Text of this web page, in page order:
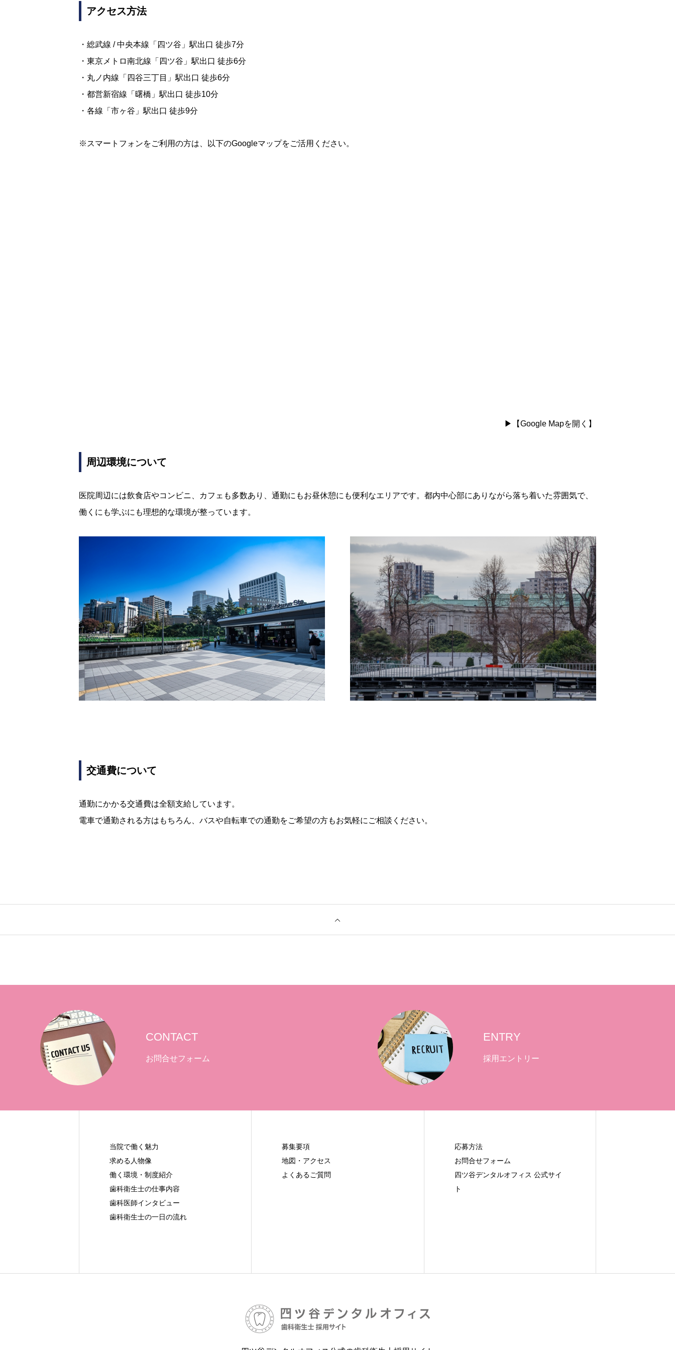
歯科衛生士の仕事内容
求める人物像
募集要項
よくあるご質問
お問合せフォーム
院内見学・面接応募フォーム
アクセス方法
・総武線 / 中央本線「四ツ谷」駅出口 徒歩7分
・東京メトロ南北線「四ツ谷」駅出口 徒歩6分
・丸ノ内線「四谷三丁目」駅出口 徒歩6分
・都営新宿線「曙橋」駅出口 徒歩10分
・各線「市ヶ谷」駅出口 徒歩9分
※スマートフォンをご利用の方は、以下のGoogleマップをご活用ください。
▶︎【Google Mapを開く 】
周辺環境について
医院周辺には飲食店やコンビニ、カフェも多数あり、通勤にもお昼休憩にも便利なエリアです。都内中心部にありながら落ち着いた雰囲気で、
働くにも学ぶにも理想的な環境が整っています。
交通費について
通勤にかかる交通費は全額支給しています。
電車で通勤される方はもちろん、バスや自転車での通勤をご希望の方もお気軽にご相談ください。
CONTACT
お問合せフォーム
ENTRY
採用エントリー
当院で働く魅力
求める人物像
働く環境・制度紹介
歯科衛生士の仕事内容
歯科医師インタビュー
歯科衛生士の一日の流れ
募集要項
地図・アクセス
よくあるご質問
応募方法
お問合せフォーム
四ツ谷デンタルオフィス 公式サイ
ト